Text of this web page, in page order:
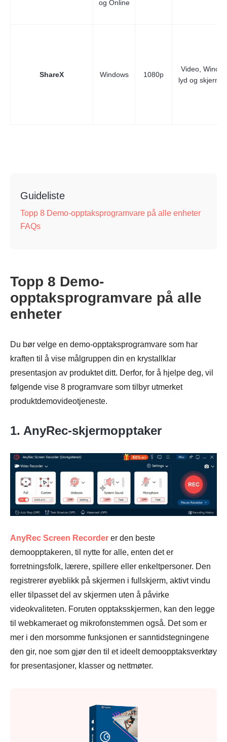
og Online
ShareX Windows 1080p
Video,
lyd og
Guideliste
Topp 8 Demo-opptaksprogramvare på alle enheter
FAQs
Topp 8 Demo-
opptaksprogramvare på alle
enheter
Du bør velge en demo-opptaksprogramvare som har
kraften til å vise målgruppen din en krystallklar
presentasjon av produktet ditt. Derfor, for å hjelpe deg, vil
følgende vise 8 programvare som tilbyr utmerket
produktdemovideotjeneste.
1. AnyRec-skjermopptaker
AnyRec Screen Recorder er den beste
demoopptakeren, til nytte for alle, enten det er
forretningsfolk, lærere, spillere eller enkeltpersoner. Den
registrerer øyeblikk på skjermen i fullskjerm, aktivt vindu
eller tilpasset del av skjermen uten å påvirke
videokvaliteten. Foruten opptaksskjermen, kan den legge
til webkameraet og mikrofonstemmen også. Det som er
mer i den morsomme funksjonen er sanntidstegningene
den gir, noe som gjør den til et ideelt demoopptaksverktøy
for presentasjoner, klasser og nettmøter.